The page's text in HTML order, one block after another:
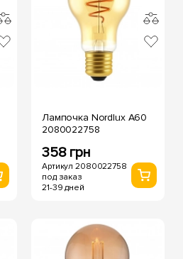
Лампочка Nordlux А60
2080022758
358 грн
Артикул 2080022758
под заказ
21-39 дней